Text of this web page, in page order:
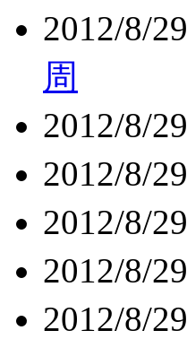
2012/8/29
周
2012/8/29
2012/8/29
2012/8/29
2012/8/29
2012/8/29